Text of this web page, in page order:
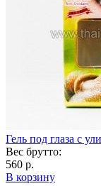
Гель под глаза с
Вес брутто:
560 р.
В корзину